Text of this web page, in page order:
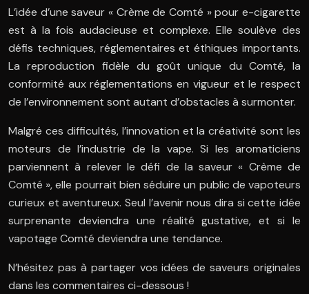
L’idée d’une saveur « Crème de Comté » pour e-cigarette
est à la fois audacieuse et complexe. Elle soulève des
défis techniques, réglementaires et éthiques importants.
La reproduction fidèle du goût unique du Comté, la
conformité aux réglementations en vigueur et le respect
de l’environnement sont autant d’obstacles à surmonter.
Malgré ces difficultés, l’innovation et la créativité sont les
moteurs de l’industrie de la vape. Si les aromaticiens
parviennent à relever le défi de la saveur « Crème de
Comté », elle pourrait bien séduire un public de vapoteurs
curieux et aventureux. Seul l’avenir nous dira si cette idée
surprenante deviendra une réalité gustative, et si le
vapotage Comté deviendra une tendance.
N’hésitez pas à partager vos idées de saveurs originales
dans les commentaires ci-dessous !